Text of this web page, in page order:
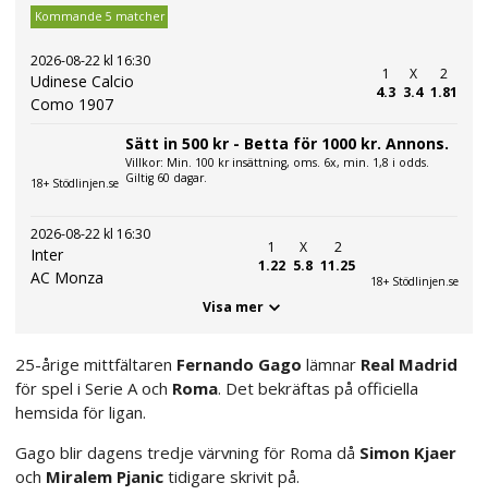
Kommande 5 matcher
2026-08-22 kl 16:30
Udinese Calcio
Como 1907
1
4.3
X
3.4
2
1.81
18+ Stödlinjen.se
Sätt in 500 kr - Betta för 1000 kr. Annons.
Villkor: Min. 100 kr insättning, oms. 6x, min. 1,8 i odds.
Giltig 60 dagar.
2026-08-22 kl 16:30
Inter
AC Monza
1
1.22
X
5.8
2
11.25
18+ Stödlinjen.se
Visa mer
25-årige mittfältaren Fernando Gago lämnar Real Madrid
för spel i Serie A och Roma. Det bekräftas på officiella
hemsida för ligan.
Gago blir dagens tredje värvning för Roma då Simon Kjaer
och Miralem Pjanic tidigare skrivit på.